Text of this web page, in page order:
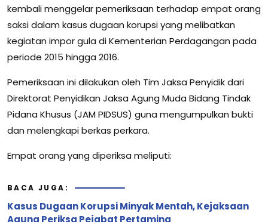
kembali menggelar pemeriksaan terhadap empat orang
saksi dalam kasus dugaan korupsi yang melibatkan
kegiatan impor gula di Kementerian Perdagangan pada
periode 2015 hingga 2016.
Pemeriksaan ini dilakukan oleh Tim Jaksa Penyidik dari
Direktorat Penyidikan Jaksa Agung Muda Bidang Tindak
Pidana Khusus (JAM PIDSUS) guna mengumpulkan bukti
dan melengkapi berkas perkara.
Empat orang yang diperiksa meliputi:
BACA JUGA:
Kasus Dugaan Korupsi Minyak Mentah, Kejaksaan